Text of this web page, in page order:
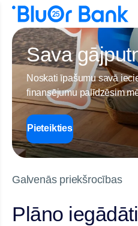
Sava
Noskati īpašumu savā
finansējumu palīdzēsim
Pieteikties
Galvenās priekšrocības
Plāno